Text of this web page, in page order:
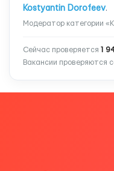
Kostyantin Dorofeev.
Модератор категории
Сейчас проверяется 1
Вакансии проверяются